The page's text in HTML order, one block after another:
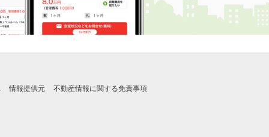
情報提供元 不動産情報に関する免責事項